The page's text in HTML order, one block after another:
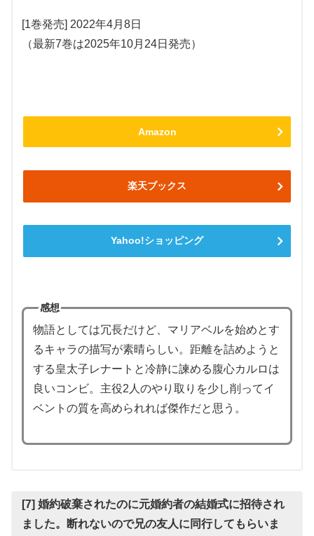
[1巻発売] 2022年4月8日
（最新7巻は2025年10月24日発売）
Amazon
楽天ブックス
Yahoo!ショッピング
感想
物語としては冗長だけど、マリアベルを始めとす
るキャラの描写が素晴らしい。距離を詰めようと
する皇太子レナートと冷静に諫める腹心カルロは
良いコンビ。主役2人のやり取りを少し削ってイ
ベントの質を高められれば傑作だと思う。
[7] 婚約破棄されたのに元婚約者の結婚式に招待され
ました。断れないので兄の友人に同行してもらいま